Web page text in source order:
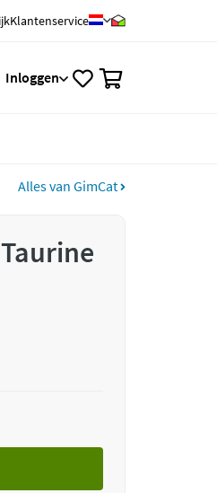
Klantenservice
Inloggen
Alles van GimCat